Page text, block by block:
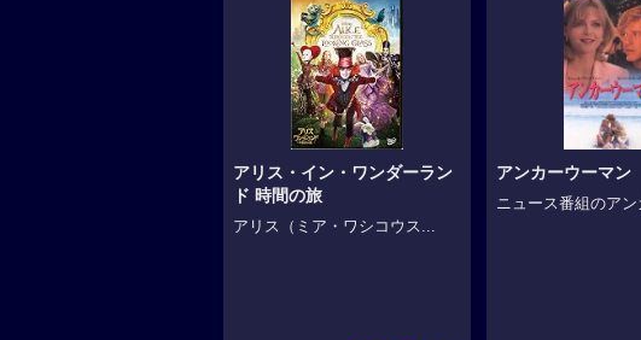
アリス・イン・ワンダーラン
ド 時間の旅
アリス（ミア・ワシコウス...
アンカーウーマン
ニュース番組のア